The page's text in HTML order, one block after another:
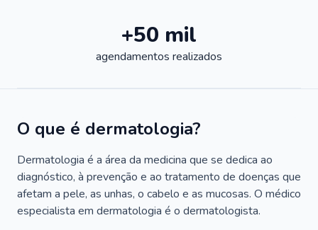
+50 mil
agendamentos realizados
O que é dermatologia?
Dermatologia é a área da medicina que se dedica ao
diagnóstico, à prevenção e ao tratamento de doenças que
afetam a pele, as unhas, o cabelo e as mucosas. O médico
especialista em dermatologia é o dermatologista.